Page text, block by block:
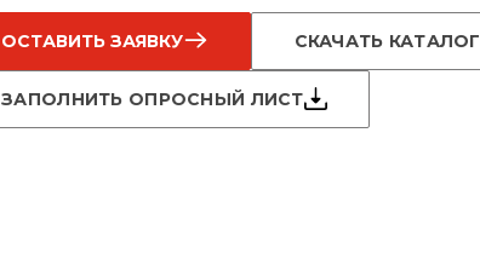
ОСТАВИТЬ ЗАЯВКУ СКАЧАТЬ КАТАЛОГ
ЗАПОЛНИТЬ ОПРОСНЫЙ ЛИСТ